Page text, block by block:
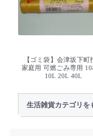
【ゴミ袋】会津坂下町
家庭用 可燃ごみ専用 10
10L 20L 40L
生活雑貨カテゴリを